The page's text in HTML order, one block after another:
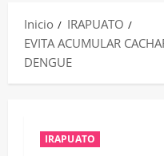
Inicio
IRAPUATO
EVITA ACUMULAR
DENGUE
IRAPUATO